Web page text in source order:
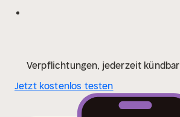
Verpflichtungen, jederzeit kündbar
Jetzt kostenlos testen